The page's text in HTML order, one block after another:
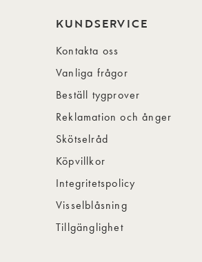
KUNDSERVICE
Kontakta oss
Vanliga frågor
Beställ tygprover
Reklamation och ånger
Skötselråd
Köpvillkor
Integritetspolicy
Visselblåsning
Tillgänglighet